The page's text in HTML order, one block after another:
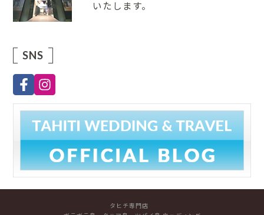
いたします。
SNS
タヒチ専門店